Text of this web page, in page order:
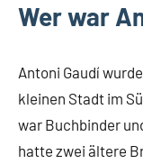
Wer war
Antoni Gaudí
kleinen Stadt im
war Buchbinder
hatte zwei ältere